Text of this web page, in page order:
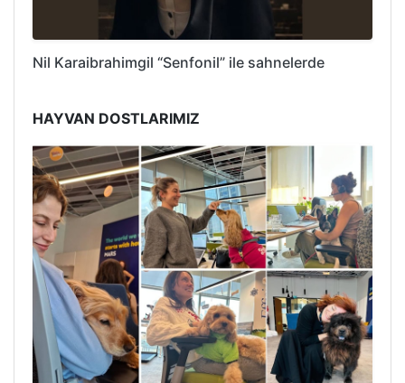
Nil Karaibrahimgil “Senfonil” ile sahnelerde
HAYVAN DOSTLARIMIZ